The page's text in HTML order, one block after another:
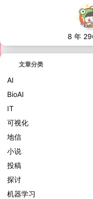
文章分类
AI
BioAI
IT
可视化
地信
小说
投稿
探讨
机器学习
8 年